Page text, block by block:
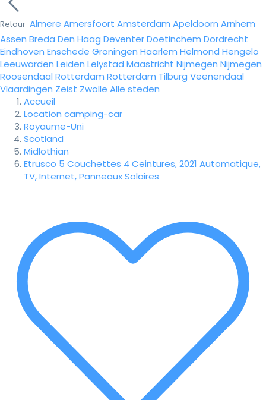
Retour Almere Amersfoort Amsterdam Apeldoorn Arnhem
Assen Breda Den Haag DeventerDoetinchem Dordrecht
Eindhoven Enschede Groningen Haarlem Helmond Hengelo
Leeuwarden Leiden Lelystad Maastricht Nijmegen Nijmegen
Roosendaal Rotterdam Rotterdam Tilburg Veenendaal
Vlaardingen Zeist Zwolle Alle steden
Accueil
Location camping-car
Royaume-Uni
Scotland
Midlothian
Etrusco 5 Couchettes 4 Ceintures, 2021 Automatique,
TV, Internet, Panneaux Solaires